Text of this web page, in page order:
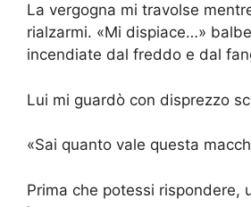
La vergogna mi travolse
rialzarmi. «Mi dispiace…»
incendiate dal freddo e dal
Lui mi guardò con disprezzo
«Sai quanto vale questa
Prima che potessi rispondere,